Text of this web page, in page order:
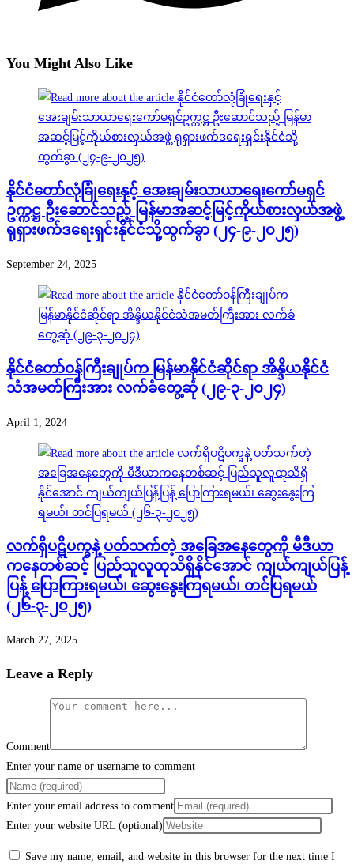
You Might Also Like
နိုင်ငံတော်လုံခြုံရေးနှင့် အေးချမ်းသာယာရေးကော်မရှင်
ဥက္ကဋ္ဌ ဦးဆောင်သည့် မြန်မာအဆင့်မြင့်ကိုယ်စားလှယ်အဖွဲ့
ရုရှားဖက်ဒရေးရှင်းနိုင်ငံသို့ထွက်ခွာ (၂၄-၉-၂၀၂၅)
September 24, 2025
နိုင်ငံတော်ဝန်ကြီးချုပ်က မြန်မာနိုင်ငံဆိုင်ရာ အိန္ဒိယနိုင်ငံ
သံအမတ်ကြီးအား လက်ခံတွေ့ဆုံ (၂၉-၃-၂၀၂၄)
April 1, 2024
လက်ရှိပဋိပက္ခနဲ့ ပတ်သက်တဲ့ အခြေအနေတွေကို မီဒီယာ
ကနေတစ်ဆင့် ပြည်သူလူထုသိရှိနိုင်အောင် ကျယ်ကျယ်ပြန့်
ပြန့် ပြောကြားရမယ်၊ ဆွေးနွေးကြရမယ်၊ တင်ပြရမယ်
(၂၆-၃-၂၀၂၅)
March 27, 2025
Leave a Reply
Comment
Enter your name or username to comment
Enter your email address to comment
Enter your website URL (optional)
Save my name, email, and website in this browser for the next time I